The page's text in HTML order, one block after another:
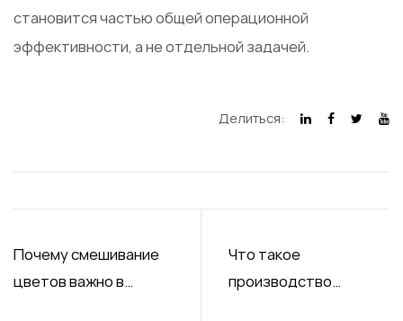
становится частью общей операционной
эффективности, а не отдельной задачей.
Делиться:
Почему смешивание
цветов важно в
Что такое
производство